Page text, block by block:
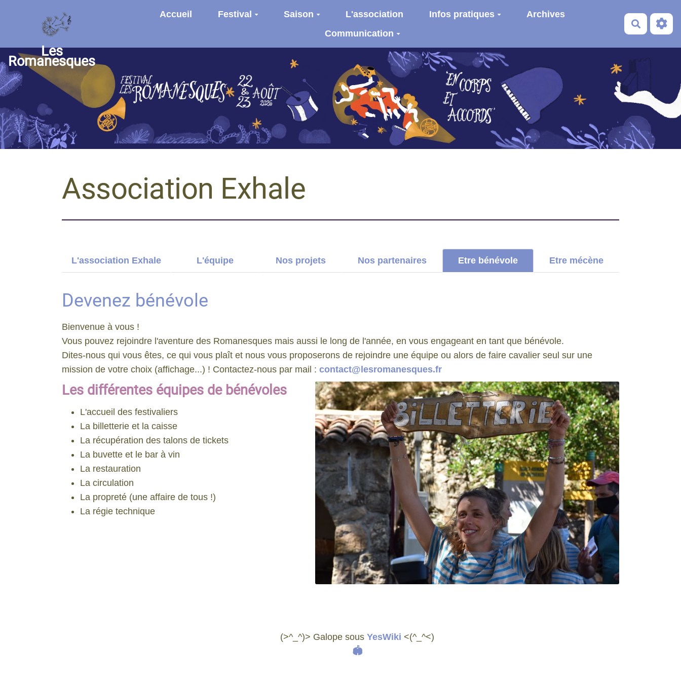
Aller au contenu principal
Les
Romanesques
Accueil Festival Saison L'association Infos pratiques
Archives
Communication
Association Exhale
L'association Exhale L'équipe Nos projets Nos partenaires Etre bénévole Etre mécène
Devenez bénévole
Bienvenue à vous !
Vous pouvez rejoindre l'aventure des Romanesques mais aussi le long de l'année, en vous engageant en tant que bénévole.
Dites-nous qui vous êtes, ce qui vous plaît et nous vous proposerons de rejoindre une équipe ou alors de faire cavalier seul sur une
mission de votre choix (affichage...) ! Contactez-nous par mail : contact@lesromanesques.fr
Les différentes équipes de bénévoles
L'accueil des festivaliers
La billetterie et la caisse
La récupération des talons de tickets
La buvette et le bar à vin
La restauration
La circulation
La propreté (une affaire de tous !)
La régie technique
(>^_^)> Galope sous YesWiki <(^_^<)
🏟